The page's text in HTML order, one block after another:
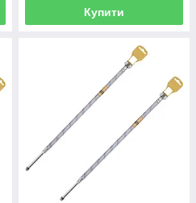
Купити